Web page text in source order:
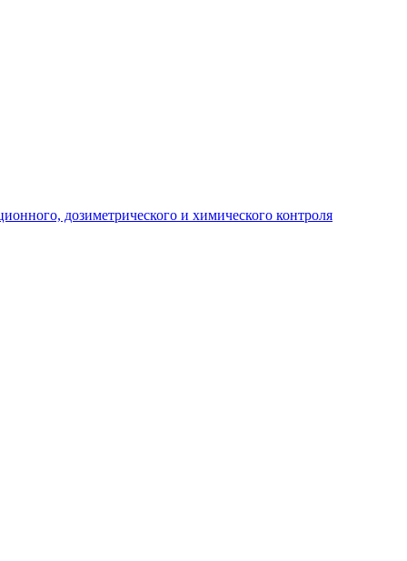
дозиметрического и химического контроля